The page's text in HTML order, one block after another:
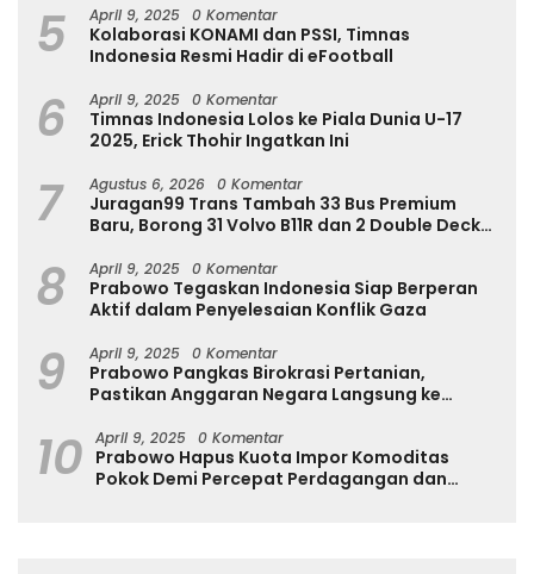
5 April 9, 2025 0 Komentar
Kolaborasi KONAMI dan PSSI, Timnas
Indonesia Resmi Hadir di eFootball
6 April 9, 2025 0 Komentar
Timnas Indonesia Lolos ke Piala Dunia U-17
2025, Erick Thohir Ingatkan Ini
7 Agustus 6, 2026 0 Komentar
Juragan99 Trans Tambah 33 Bus Premium
Baru, Borong 31 Volvo B11R dan 2 Double Decker
8 April 9, 2025 0 Komentar
Prabowo Tegaskan Indonesia Siap Berperan
Aktif dalam Penyelesaian Konflik Gaza
9 April 9, 2025 0 Komentar
Prabowo Pangkas Birokrasi Pertanian,
Pastikan Anggaran Negara Langsung ke
10 April 9, 2025 0 Komentar
Prabowo Hapus Kuota Impor Komoditas
Pokok Demi Percepat Perdagangan dan